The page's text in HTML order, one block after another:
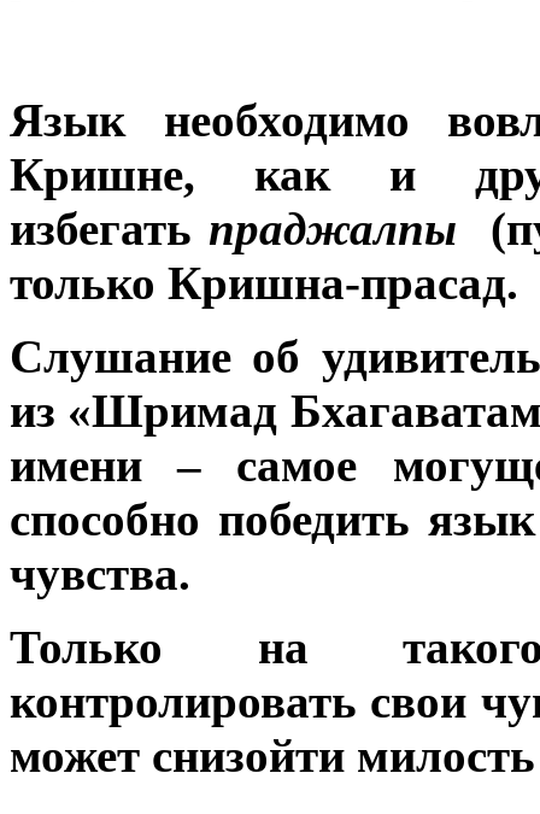
Язык необходимо
Кришне, как и
избегать праджалпы
только Кришна-прасад.
Слушание об
из «Шримад
имени – самое
способно победить
чувства.
Только на такого
контролировать свои
может снизойти